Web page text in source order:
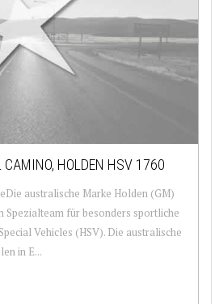
CAMINO, HOLDEN HSV 1760
australische Marke Holden (GM)
Spezialteam für besonders sportliche
Vehicles (HSV). Die australische
in E...